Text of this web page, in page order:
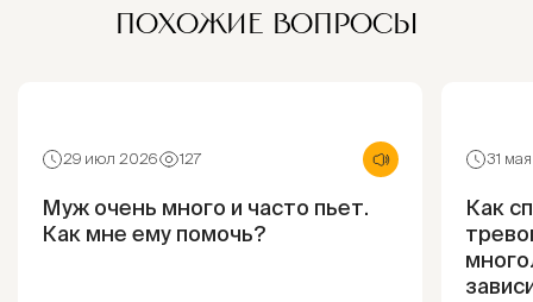
ПОХОЖИЕ ВОПРОСЫ
29 июл 2026 127
Муж очень много и часто пьет.
Как мне ему помочь?
31
Как